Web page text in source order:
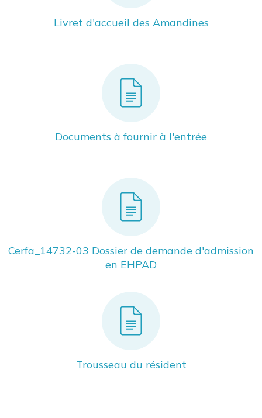
Livret d'accueil des Amandines
Documents à fournir à l'entrée
Cerfa_14732-03 Dossier de demande d'admission
en EHPAD
Trousseau du résident